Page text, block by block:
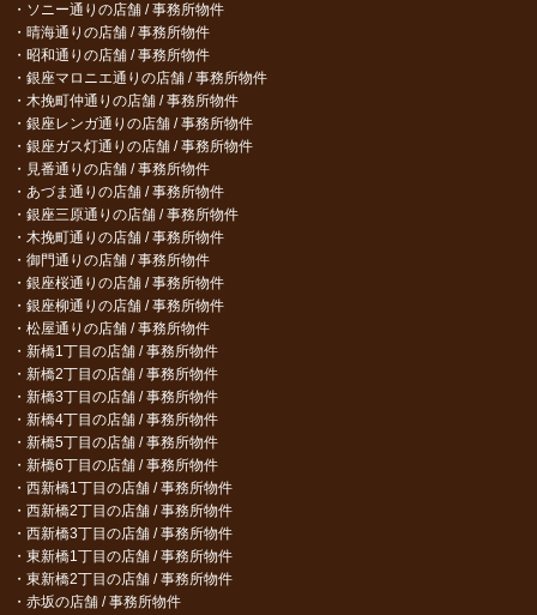
ソニー通りの店舗 / 事務所物件
晴海通りの店舗 / 事務所物件
昭和通りの店舗 / 事務所物件
銀座マロニエ通りの店舗 / 事務所物件
木挽町仲通りの店舗 / 事務所物件
銀座レンガ通りの店舗 / 事務所物件
銀座ガス灯通りの店舗 / 事務所物件
見番通りの店舗 / 事務所物件
あづま通りの店舗 / 事務所物件
銀座三原通りの店舗 / 事務所物件
木挽町通りの店舗 / 事務所物件
御門通りの店舗 / 事務所物件
銀座桜通りの店舗 / 事務所物件
銀座柳通りの店舗 / 事務所物件
松屋通りの店舗 / 事務所物件
新橋1丁目の店舗 / 事務所物件
新橋2丁目の店舗 / 事務所物件
新橋3丁目の店舗 / 事務所物件
新橋4丁目の店舗 / 事務所物件
新橋5丁目の店舗 / 事務所物件
新橋6丁目の店舗 / 事務所物件
西新橋1丁目の店舗 / 事務所物件
西新橋2丁目の店舗 / 事務所物件
西新橋3丁目の店舗 / 事務所物件
東新橋1丁目の店舗 / 事務所物件
東新橋2丁目の店舗 / 事務所物件
赤坂の店舗 / 事務所物件